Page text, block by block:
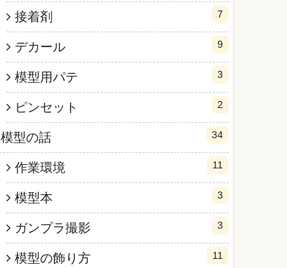
接着剤 7
デカール 9
模型用パテ 3
ピンセット 2
模型の話 34
作業環境 11
模型本 3
ガンプラ撮影 3
模型の飾り方 11